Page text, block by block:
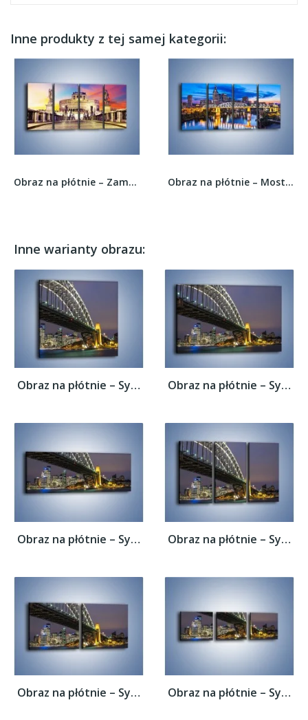
Inne produkty z tej samej kategorii:
Obraz na płótnie – Zamek św. Anioła na tle... Obraz na płótnie – Most Shelby Street w...
Inne warianty obrazu:
Obraz na płótnie – Sydney Harbour Bridge –... Obraz na płótnie – Sydney Harbour Bridge –...
Obraz na płótnie – Sydney Harbour Bridge –... Obraz na płótnie – Sydney Harbour Bridge –...
Obraz na płótnie – Sydney Harbour Bridge –... Obraz na płótnie – Sydney Harbour Bridge –...